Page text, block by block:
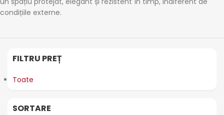
condițiile externe.
FILTRU PREȚ
Toate
SORTARE